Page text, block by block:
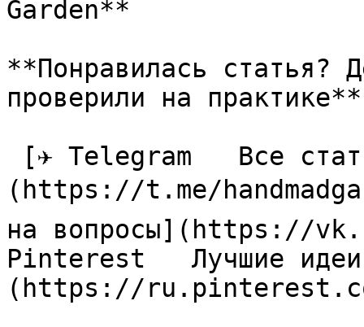
Garden**
**Понравилась статья?
проверили на практике**
(https://t.me/
на вопросы](https://
Pinterest   Лучшие
(https://